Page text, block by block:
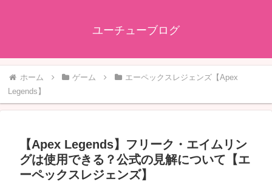
ユーチューブログ
ホーム ゲーム
エーペックスレジェンズ【Apex
Legends】
【Apex Legends】フリーク・エイムリン
グは使用できる？公式の見解について【エ
ーペックスレジェンズ】